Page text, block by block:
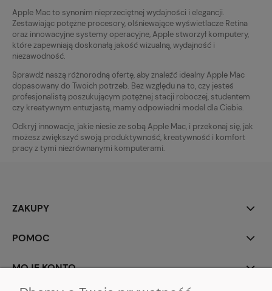
Apple Mac to synonim nieprzeciętnej wydajności i elegancji.
Zestawiając potężne procesory, olśniewające wyświetlacze Retina
oraz innowacyjne systemy operacyjne, Apple stworzył komputery,
które zapewniają doskonałą jakość wizualną, wydajność i
niezawodność.
Sprawdź naszą różnorodną ofertę, aby znaleźć idealny Apple Mac
dopasowany do Twoich potrzeb. Bez względu na to, czy jesteś
profesjonalistą poszukującym potężnej stacji roboczej, studentem
czy kreatywnym entuzjastą, mamy odpowiedni model dla Ciebie.
Odkryj innowacje, jakie niesie ze sobą Apple Mac, i przekonaj się, jak
możesz zwiększyć swoją produktywność, kreatywność i komfort
pracy z tymi niezrównanymi komputerami.
ZAKUPY
POMOC
MOJE KONTO